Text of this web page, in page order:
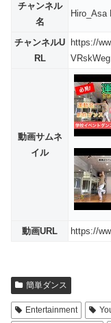
チャンネル
名
Hiro_Asa
チャンネルU
RL
https://
VRskWeg
動画サムネ
イル
動画URL https://
簡単ダンス
Entertainment